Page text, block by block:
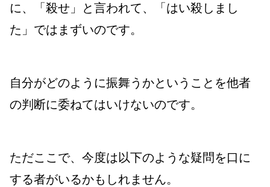
に、「殺せ」と言われて、「はい殺しまし
た」ではまずいのです。
自分がどのように振舞うかということを他者
の判断に委ねてはいけないのです。
ただここで、今度は以下のような疑問を口に
する者がいるかもしれません。